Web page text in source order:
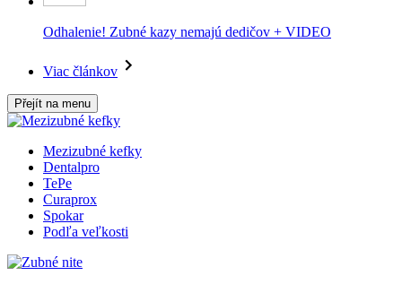
Odhalenie! Zubné kazy nemajú dedičov + VIDEO
Viac článkov
Přejít na menu
Mezizubné kefky
Dentalpro
TePe
Curaprox
Spokar
Podľa veľkosti